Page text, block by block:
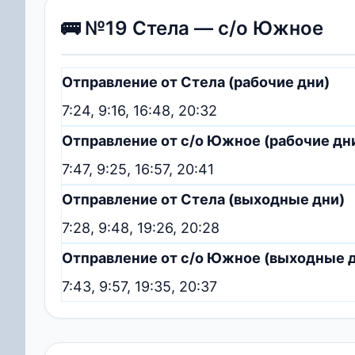
🚌 №19 Стела — с/о Южное
Отправление от Стела (рабочие дни)
7:24, 9:16, 16:48, 20:32
Отправление от с/о Южное (рабочие
7:47, 9:25, 16:57, 20:41
Отправление от Стела (выходные дни)
7:28, 9:48, 19:26, 20:28
Отправление от с/о Южное (выходные
7:43, 9:57, 19:35, 20:37